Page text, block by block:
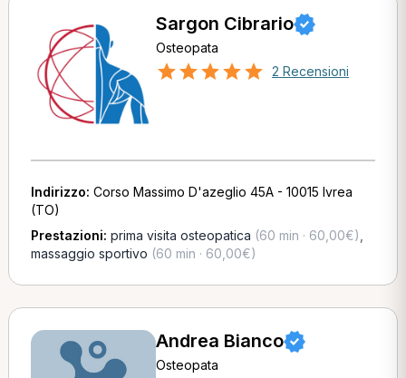
Sargon Cibrario
Osteopata
2 Recensioni
Indirizzo: Corso Massimo D'azeglio 45A - 10015 Ivrea
(TO)
Prestazioni: prima visita osteopatica (60 min · 60,00€)
massaggio sportivo (60 min · 60,00€)
Andrea Bianco
Osteopata